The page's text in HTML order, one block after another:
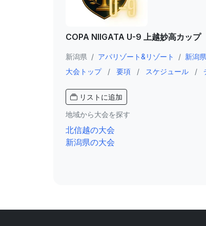
COPA NIIGATA U-9 上越妙高カップ
新潟県 / アパリゾート&リゾート / 新潟
大会トップ
/ 要項 / スケジュール /
リストに追加
地域から大会を探す
北信越の大会
新潟県の大会